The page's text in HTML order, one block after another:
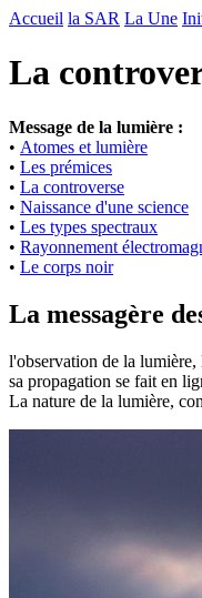
Accueil la SAR La Une
La
Message de la lumière :
• Atomes et lumière
• Les prémices
• La controverse
• Naissance d'une science
• Les types spectraux
• Rayonnement
• Le corps noir
La messagère
l'observation de la lumière,
sa propagation se fait en
La nature de la lumière,